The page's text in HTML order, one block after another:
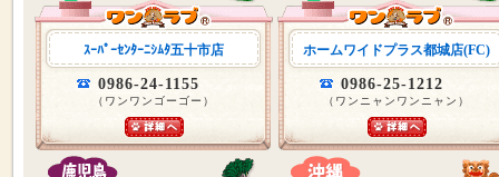
ｽｰﾊﾟｰｾﾝﾀｰﾆｼﾑﾀ五十市店
0986-24-1155
（ワンワンゴーゴー）
ホームワイドプラス都城店(FC)
0986-25-1212
（ワンニャンワンニャン）